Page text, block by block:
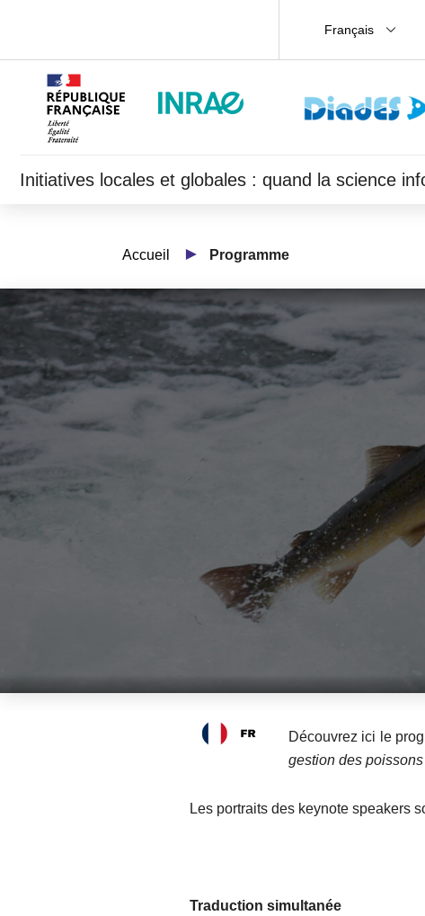
Français
Initiatives locales et globales : quand la science
Accueil Programme
Découvrez ici le
gestion des
Les portraits des keynote speakers
Traduction simultanée